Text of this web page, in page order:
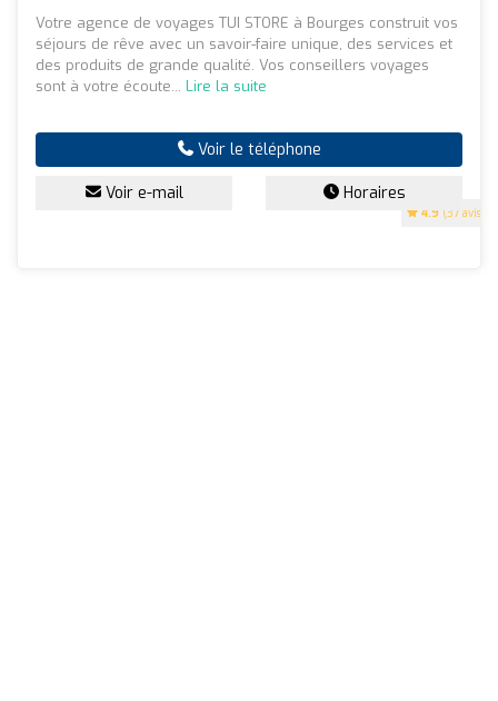
4.9 (37 avis)
Votre agence de voyages TUI STORE à Bourges construit vos
séjours de rêve avec un savoir-faire unique, des services et
des produits de grande qualité. Vos conseillers voyages
sont à votre écoute... Lire la suite
Voir le téléphone
Voir e-mail Horaires